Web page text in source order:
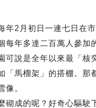
年2月初日一連七日在市
每年多達二百萬人參加
可說是全年以來最「核
「馬榴架」的搭棚。那
像。
砌成的呢？好奇心驅駛